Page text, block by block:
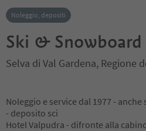
Noleggio, depositi
Ski & Snowboard
Selva di Val Gardena, Regione
Noleggio e service dal 1977 -
- deposito sci
Hotel Valpudra - difronte alla